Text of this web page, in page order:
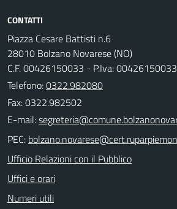
CONTATTI
Piazza Cesare Battisti n.6
28010 Bolzano Novarese (NO)
C.F. 00426150033 - P.Iva: 00426150033
Telefono:0322.982080
Fax: 0322.982502
E-mail:
PEC:
Ufficio Relazioni con il Pubblico
Uffici e orari
Numeri utili